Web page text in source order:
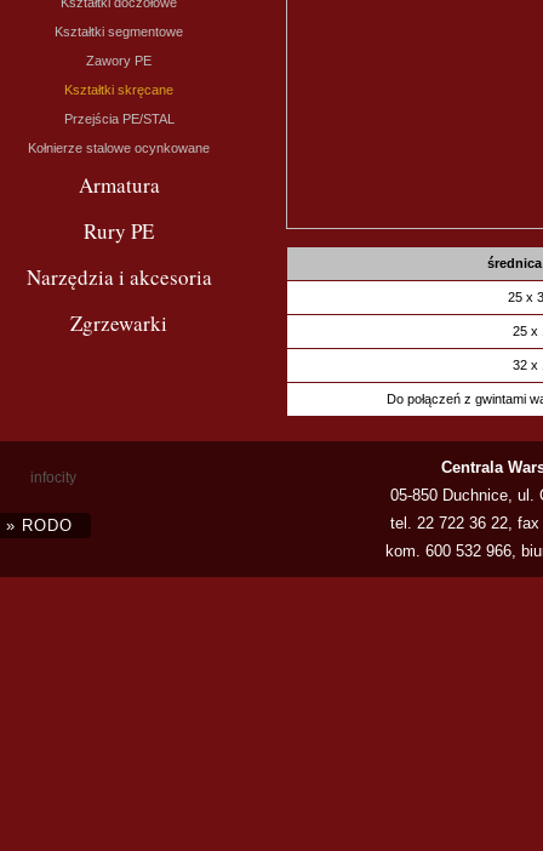
Kształtki segmentowe
Zawory PE
Kształtki skręcane
Przejścia PE/STAL
Kołnierze stalowe ocynkowane
Armatura
Rury PE
Narzędzia i akcesoria
Zgrzewarki
25 x
25 x
32 x
Do połączeń z gwintami
infocity
» RODO
Centrala
05-850 Duchnice, ul.
tel. 22 722 36 22, fax
kom.600 532 966,